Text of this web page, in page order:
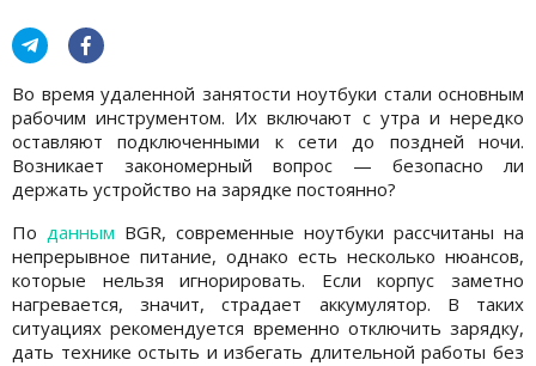
Во время удаленной занятости ноутбуки стали основным
рабочим инструментом. Их включают с утра и нередко
оставляют подключенными к сети до поздней ночи.
Возникает закономерный вопрос — безопасно ли
держать устройство на зарядке постоянно?
По данным BGR, современные ноутбуки рассчитаны на
непрерывное питание, однако есть несколько нюансов,
которые нельзя игнорировать. Если корпус заметно
нагревается, значит, страдает аккумулятор. В таких
ситуациях рекомендуется временно отключить зарядку,
дать технике остыть и избегать длительной работы без